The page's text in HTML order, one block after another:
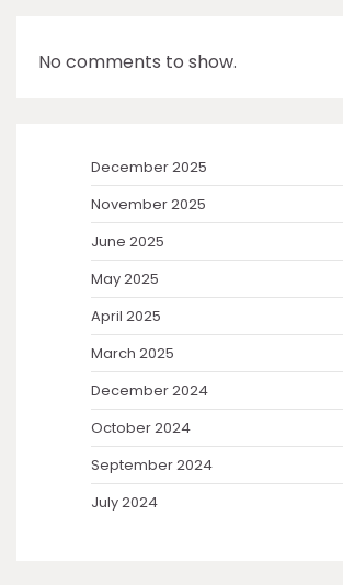
No comments to show.
December 2025
November 2025
June 2025
May 2025
April 2025
March 2025
December 2024
October 2024
September 2024
July 2024